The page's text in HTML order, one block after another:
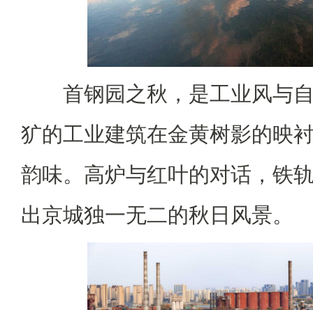
首钢园之秋，是工业风与
犷的工业建筑在金黄树影的映
韵味。高炉与红叶的对话，铁
出京城独一无二的秋日风景。